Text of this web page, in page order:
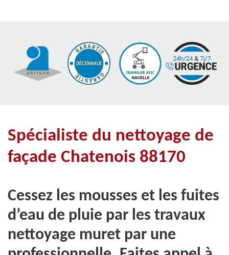
Spécialiste du nettoyage de
façade Chatenois 88170
Cessez les mousses et les fuites
d’eau de pluie par les travaux
nettoyage muret par une